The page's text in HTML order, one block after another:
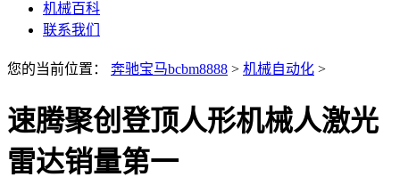
机械百科
联系我们
您的当前位置： 奔驰宝马bcbm8888 > 机械自动化 >
速腾聚创登顶人形机械人激光
雷达销量第一